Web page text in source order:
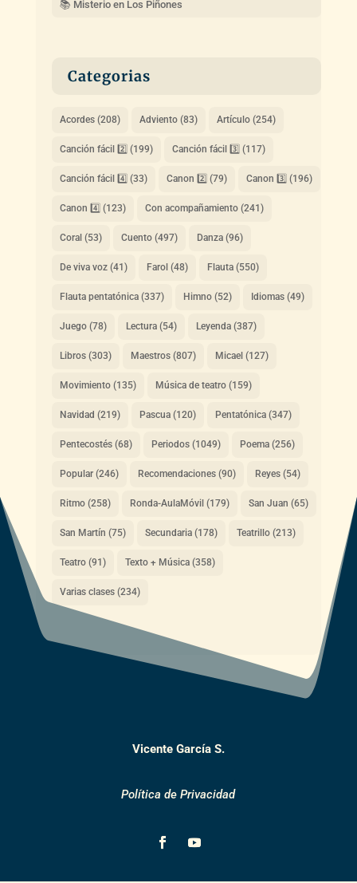
📚 Misterio en Los Piñones
Categorias
Acordes(208) Adviento(83) Artículo(254)
Canción fácil 2️⃣ (199) Canción fácil 3️⃣ (117)
Canción fácil 4️⃣ (33) Canon 2️⃣ (79) Canon 3️⃣ (196)
Canon 4️⃣ (123) Con acompañamiento(241)
Coral (53) Cuento(497) Danza(96)
De viva voz(41) Farol (48) Flauta(550)
Flauta pentatónica(337) Himno(52) Idiomas(49)
Juego(78) Lectura(54) Leyenda(387)
Libros(303) Maestros(807) Micael (127)
Movimiento(135) Música de teatro(159)
Navidad (219) Pascua(120) Pentatónica(347)
Pentecostés(68) Periodos(1049) Poema(256)
Popular(246) Recomendaciones(90) Reyes(54)
Ritmo(258) Ronda-AulaMóvil (179) San Juan (65)
San Martín (75) Secundaria(178) Teatrillo(213)
Teatro(91) Texto + Música(358)
Varias clases(234)
Vicente García S.
Política de Privacidad